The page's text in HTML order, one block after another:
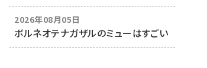
2026年08月05日
ボルネオテナガザルのミューはすごい